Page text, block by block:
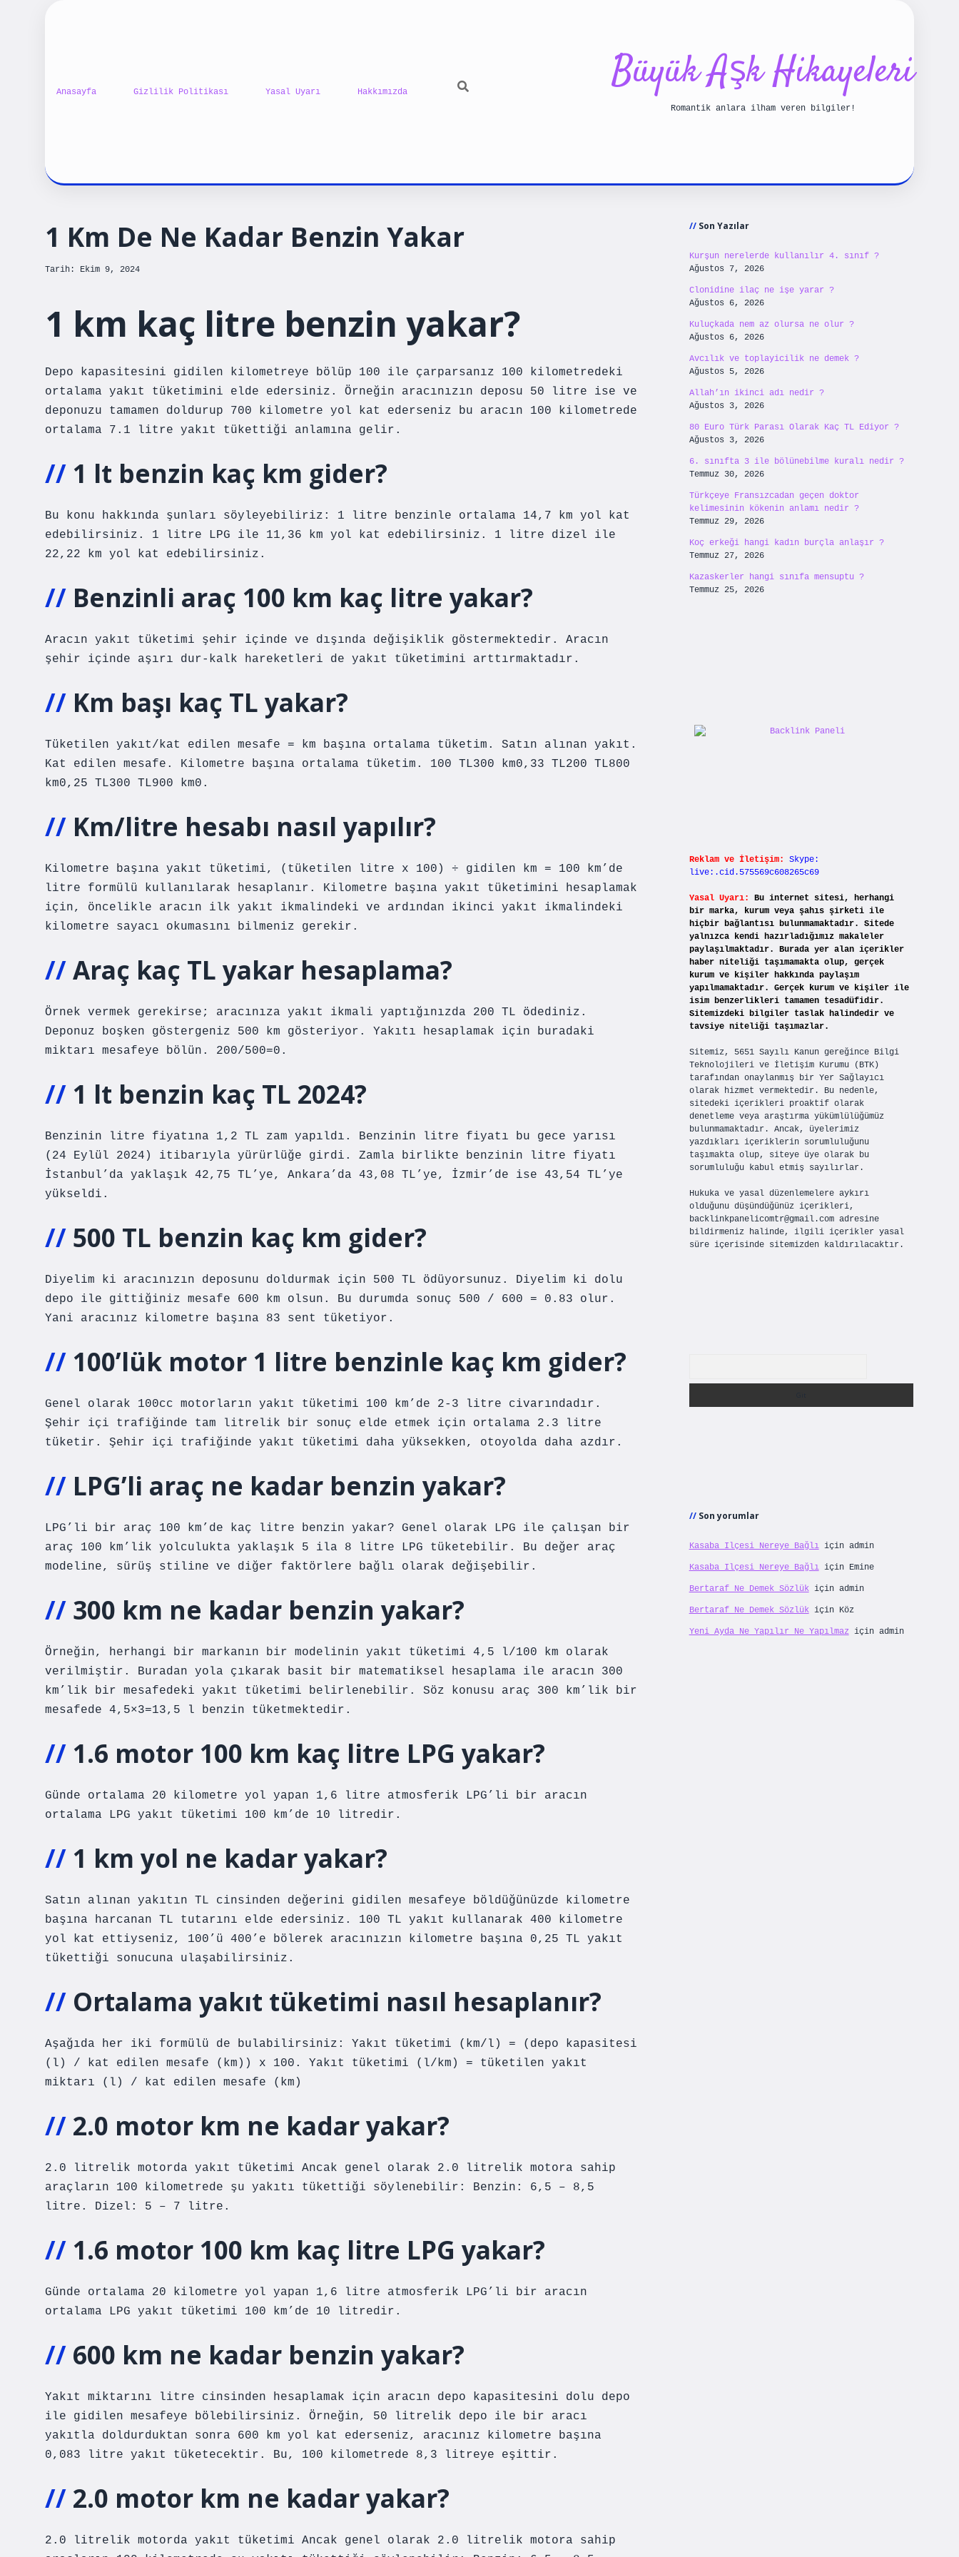
Anasayfa Gizlilik Politikası Yasal Uyarı Hakkımızda Büyük Aşk Hikayeleri
Romantik anlara ilham veren bilgiler!
1 Km De Ne Kadar Benzin Yakar
Tarih: Ekim 9, 2024
1 km kaç litre benzin yakar?
Depo kapasitesini gidilen kilometreye bölüp 100 ile çarparsanız 100 kilometredeki
ortalama yakıt tüketimini elde edersiniz. Örneğin aracınızın deposu 50 litre ise ve
deponuzu tamamen doldurup 700 kilometre yol kat ederseniz bu aracın 100 kilometrede
ortalama 7.1 litre yakıt tükettiği anlamına gelir.
1 lt benzin kaç km gider?
Bu konu hakkında şunları söyleyebiliriz: 1 litre benzinle ortalama 14,7 km yol kat
edebilirsiniz. 1 litre LPG ile 11,36 km yol kat edebilirsiniz. 1 litre dizel ile
22,22 km yol kat edebilirsiniz.
Benzinli araç 100 km kaç litre yakar?
Aracın yakıt tüketimi şehir içinde ve dışında değişiklik göstermektedir. Aracın
şehir içinde aşırı dur-kalk hareketleri de yakıt tüketimini arttırmaktadır.
Km başı kaç TL yakar?
Tüketilen yakıt/kat edilen mesafe = km başına ortalama tüketim. Satın alınan yakıt.
Kat edilen mesafe. Kilometre başına ortalama tüketim. 100 TL300 km0,33 TL200 TL800
km0,25 TL300 TL900 km0.
Km/litre hesabı nasıl yapılır?
Kilometre başına yakıt tüketimi, (tüketilen litre x 100) ÷ gidilen km = 100 km’de
litre formülü kullanılarak hesaplanır. Kilometre başına yakıt tüketimini hesaplamak
için, öncelikle aracın ilk yakıt ikmalindeki ve ardından ikinci yakıt ikmalindeki
kilometre sayacı okumasını bilmeniz gerekir.
Araç kaç TL yakar hesaplama?
Örnek vermek gerekirse; aracınıza yakıt ikmali yaptığınızda 200 TL ödediniz.
Deponuz boşken göstergeniz 500 km gösteriyor. Yakıtı hesaplamak için buradaki
miktarı mesafeye bölün. 200/500=0.
1 lt benzin kaç TL 2024?
Benzinin litre fiyatına 1,2 TL zam yapıldı. Benzinin litre fiyatı bu gece yarısı
(24 Eylül 2024) itibarıyla yürürlüğe girdi. Zamla birlikte benzinin litre fiyatı
İstanbul’da yaklaşık 42,75 TL’ye, Ankara’da 43,08 TL’ye, İzmir’de ise 43,54 TL’ye
yükseldi.
500 TL benzin kaç km gider?
Diyelim ki aracınızın deposunu doldurmak için 500 TL ödüyorsunuz. Diyelim ki dolu
depo ile gittiğiniz mesafe 600 km olsun. Bu durumda sonuç 500 / 600 = 0.83 olur.
Yani aracınız kilometre başına 83 sent tüketiyor.
100’lük motor 1 litre benzinle kaç km gider?
Genel olarak 100cc motorların yakıt tüketimi 100 km’de 2-3 litre civarındadır.
Şehir içi trafiğinde tam litrelik bir sonuç elde etmek için ortalama 2.3 litre
tüketir. Şehir içi trafiğinde yakıt tüketimi daha yüksekken, otoyolda daha azdır.
LPG’li araç ne kadar benzin yakar?
LPG’li bir araç 100 km’de kaç litre benzin yakar? Genel olarak LPG ile çalışan bir
araç 100 km’lik yolculukta yaklaşık 5 ila 8 litre LPG tüketebilir. Bu değer araç
modeline, sürüş stiline ve diğer faktörlere bağlı olarak değişebilir.
300 km ne kadar benzin yakar?
Örneğin, herhangi bir markanın bir modelinin yakıt tüketimi 4,5 l/100 km olarak
verilmiştir. Buradan yola çıkarak basit bir matematiksel hesaplama ile aracın 300
km’lik bir mesafedeki yakıt tüketimi belirlenebilir. Söz konusu araç 300 km’lik bir
mesafede 4,5×3=13,5 l benzin tüketmektedir.
1.6 motor 100 km kaç litre LPG yakar?
Günde ortalama 20 kilometre yol yapan 1,6 litre atmosferik LPG’li bir aracın
ortalama LPG yakıt tüketimi 100 km’de 10 litredir.
1 km yol ne kadar yakar?
Satın alınan yakıtın TL cinsinden değerini gidilen mesafeye böldüğünüzde kilometre
başına harcanan TL tutarını elde edersiniz. 100 TL yakıt kullanarak 400 kilometre
yol kat ettiyseniz, 100’ü 400’e bölerek aracınızın kilometre başına 0,25 TL yakıt
tükettiği sonucuna ulaşabilirsiniz.
Ortalama yakıt tüketimi nasıl hesaplanır?
Aşağıda her iki formülü de bulabilirsiniz: Yakıt tüketimi (km/l) = (depo kapasitesi
(l) / kat edilen mesafe (km)) x 100. Yakıt tüketimi (l/km) = tüketilen yakıt
miktarı (l) / kat edilen mesafe (km)
2.0 motor km ne kadar yakar?
2.0 litrelik motorda yakıt tüketimi Ancak genel olarak 2.0 litrelik motora sahip
araçların 100 kilometrede şu yakıtı tükettiği söylenebilir: Benzin: 6,5 – 8,5
litre. Dizel: 5 – 7 litre.
1.6 motor 100 km kaç litre LPG yakar?
Günde ortalama 20 kilometre yol yapan 1,6 litre atmosferik LPG’li bir aracın
ortalama LPG yakıt tüketimi 100 km’de 10 litredir.
600 km ne kadar benzin yakar?
Yakıt miktarını litre cinsinden hesaplamak için aracın depo kapasitesini dolu depo
ile gidilen mesafeye bölebilirsiniz. Örneğin, 50 litrelik depo ile bir aracı
yakıtla doldurduktan sonra 600 km yol kat ederseniz, aracınız kilometre başına
0,083 litre yakıt tüketecektir. Bu, 100 kilometrede 8,3 litreye eşittir.
2.0 motor km ne kadar yakar?
2.0 litrelik motorda yakıt tüketimi Ancak genel olarak 2.0 litrelik motora sahip
Son Yazılar
Kurşun nerelerde kullanılır 4. sınıf ?
Ağustos 7, 2026
Clonidine ilaç ne işe yarar ?
Ağustos 6, 2026
Kuluçkada nem az olursa ne olur ?
Ağustos 6, 2026
Avcılık ve toplayicilik ne demek ?
Ağustos 5, 2026
Allah’ın ikinci adı nedir ?
Ağustos 3, 2026
80 Euro Türk Parası Olarak Kaç TL Ediyor ?
Ağustos 3, 2026
6. sınıfta 3 ile bölünebilme kuralı nedir ?
Temmuz 30, 2026
Türkçeye Fransızcadan geçen doktor
kelimesinin kökenin anlamı nedir ?
Temmuz 29, 2026
Koç erkeği hangi kadın burçla anlaşır ?
Temmuz 27, 2026
Kazaskerler hangi sınıfa mensuptu ?
Temmuz 25, 2026
Reklam ve İletişim:
Skype:
live:.cid.575569c608265c69
Yasal Uyarı:
Bu internet sitesi, herhangi
bir marka, kurum veya şahıs şirketi ile
hiçbir bağlantısı bulunmamaktadır. Sitede
yalnızca kendi hazırladığımız makaleler
paylaşılmaktadır. Burada yer alan içerikler
haber niteliği taşımamakta olup, gerçek
kurum ve kişiler hakkında paylaşım
yapılmamaktadır. Gerçek kurum ve kişiler ile
isim benzerlikleri tamamen tesadüfidir.
Sitemizdeki bilgiler taslak halindedir ve
tavsiye niteliği taşımazlar.
Sitemiz, 5651 Sayılı Kanun gereğince Bilgi
Teknolojileri ve İletişim Kurumu (BTK)
tarafından onaylanmış bir Yer Sağlayıcı
olarak hizmet vermektedir. Bu nedenle,
sitedeki içerikleri proaktif olarak
denetleme veya araştırma yükümlülüğümüz
bulunmamaktadır. Ancak, üyelerimiz
yazdıkları içeriklerin sorumluluğunu
taşımakta olup, siteye üye olarak bu
sorumluluğu kabul etmiş sayılırlar.
Hukuka ve yasal düzenlemelere aykırı
olduğunu düşündüğünüz içerikleri,
backlinkpanelicomtr@gmail.comadresine
bildirmeniz halinde, ilgili içerikler yasal
süre içerisinde sitemizden kaldırılacaktır.
Son yorumlar
Kasaba Ilçesi Nereye Bağlıiçin admin
Kasaba Ilçesi Nereye Bağlıiçin Emine
Bertaraf Ne Demek Sözlükiçin admin
Bertaraf Ne Demek Sözlükiçin Köz
Yeni Ayda Ne Yapılır Ne Yapılmaziçin admin